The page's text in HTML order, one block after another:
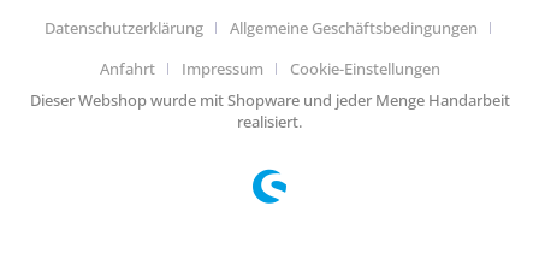
Datenschutzerklärung
Allgemeine Geschäftsbedingungen
Anfahrt
Impressum
Cookie-Einstellungen
Dieser Webshop wurde mit Shopware und jeder Menge Handarbeit
realisiert.